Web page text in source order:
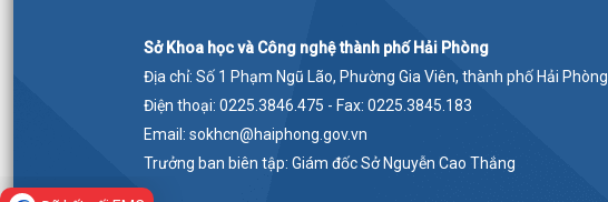
Sở Khoa học và Công nghệ thành phố Hải Phòng
Địa chỉ: Số 1 Phạm Ngũ Lão, Phường Gia Viên, thành phố Hải Phòng
Điện thoại: 0225.3846.475 - Fax: 0225.3845.183
Email: sokhcn@haiphong.gov.vn
Trưởng ban biên tập: Giám đốc Sở Nguyễn Cao Thắng